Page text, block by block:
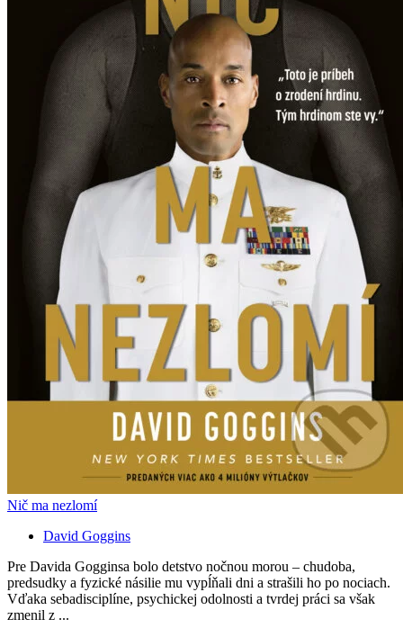
Nič ma nezlomí
David Goggins
Pre Davida Gogginsa bolo detstvo nočnou morou – chudoba,
predsudky a fyzické násilie mu vypĺňali dni a strašili ho po nociach.
Vďaka sebadisciplíne, psychickej odolnosti a tvrdej práci sa však
zmenil z ...